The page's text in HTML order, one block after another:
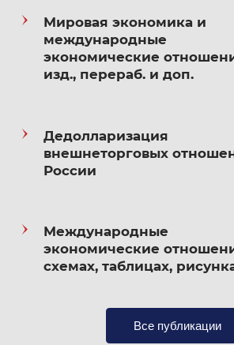
Член редакционного совета
Journal of Economic Policy in
Участник Виртуального
(UNCTAD Virtual Institute) с
Действительный член
Преподаваемые дисциплины:
Мировая экономика и
международные
экономические
изд., перераб. и доп.
Дедолларизация
внешнеторговых
России
Международные
экономические
схемах, таблицах,
Все публикации